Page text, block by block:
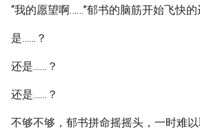
“我的愿望啊……”郁书的脑筋开始飞快的
是……？
还是……？
还是……？
不够不够，郁书拼命摇摇头，一时难以